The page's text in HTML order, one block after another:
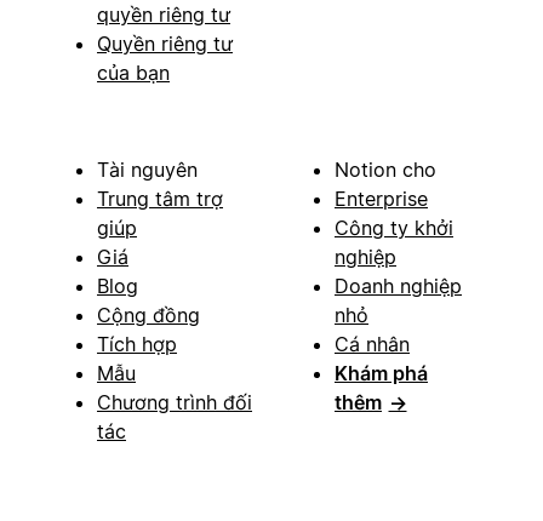
quyền riêng tư
Quyền riêng tư
của bạn
Tài nguyên
Trung tâm trợ
giúp
Giá
Blog
Cộng đồng
Tích hợp
Mẫu
Chương trình đối
tác
Notion cho
Enterprise
Công ty khởi
nghiệp
Doanh nghiệp
nhỏ
Cá nhân
Khám phá
thêm →